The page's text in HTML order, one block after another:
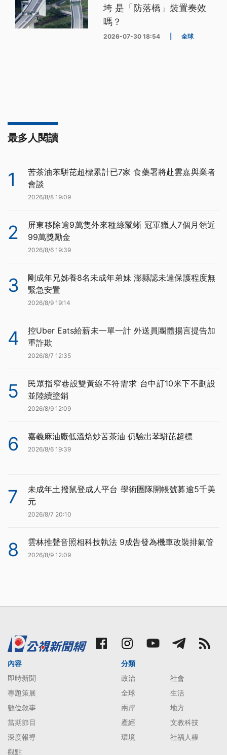
垮 是「防落橋」裝置奏效
嗎？
2026-07-30 18:54 全球
最多人閱讀
1
苦茶油苯駢芘超標累計已7家 食藥署將赴雲嘉與業者
會談
2026/8/8 19:09
2
屏東移除逾9萬隻外來種綠鬣蜥 冠軍獵人7個月領近
99萬獎勵金
2026/8/6 19:39
3
剛成年兄姊養8名未成年弟妹 澎縣認未達保護程度無
緊急安置
2026/8/9 19:14
4
控Uber Eats給薪未一單一計 外送員團體揚言提告加
重詐欺
2026/8/7 12:35
5
民眾指窄巷設雙黃線不符需求 台中訂10米下不劃設
並陸續塗銷
2026/8/9 12:09
6 嘉義麻油廠低溫焙炒苦茶油 仍驗出苯駢芘超標
2026/8/6 19:39
7
未成年土撥鼠登成人平台 學術團隊開帳號募逾5千美
元
2026/8/7 20:10
8 雲林推聲音照相科技執法 9成告發為機車改裝排氣管
2026/8/9 12:09
內容
即時新聞
專題策展
數位敘事
當期節目
深度報導
觀點
分類
政治
社會
全球
生活
兩岸
地方
產經
文教科技
環境
社福人權